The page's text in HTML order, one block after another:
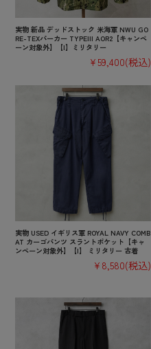
実物 新品 デッドストック 米海軍 NWU GO
RE-TEXパーカー TYPEIII AOR2【キャンペ
ーン対象外】【I】ミリタリー
¥59,400(税込)
実物 USED イギリス軍 ROYAL NAVY COMB
AT カーゴパンツ スラントポケット【キャ
ンペーン対象外】【I】 ミリタリー 古着
¥8,580(税込)